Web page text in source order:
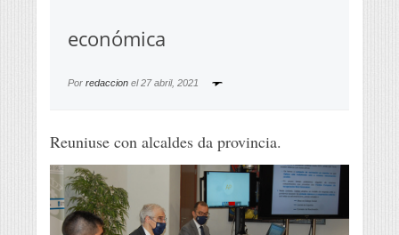
económica
Por redaccion el27 abril, 2021
Reuniuse con alcaldes da provincia.